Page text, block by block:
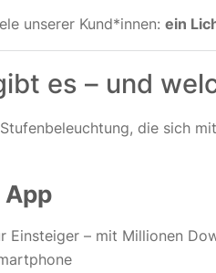
unserer Kund*innen: ein
es – und
die sich
App
Einsteiger – mit Millionen